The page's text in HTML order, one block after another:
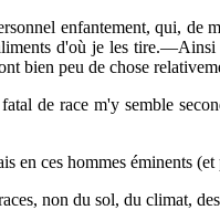
enfantement, qui, de
d'où je les tire.—Ainsi
bien peu de chose
de race m'y semble
en ces hommes éminents
non du sol, du climat,